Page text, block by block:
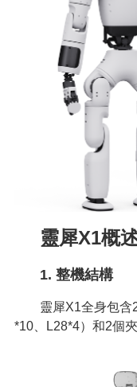
靈犀X1概
1. 整機結構
靈犀X1全身包含
*10、L28*4）和2個